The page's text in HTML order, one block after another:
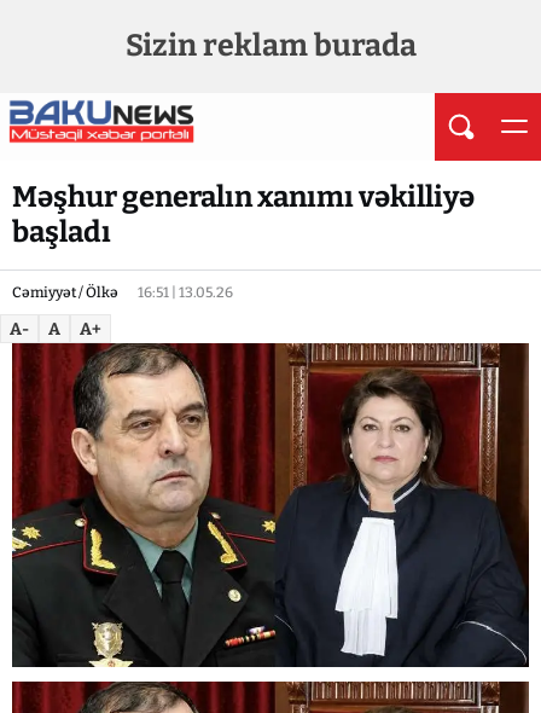
Sizin reklam burada
Məşhur generalın xanımı vəkilliyə
başladı
Cəmiyyət / Ölkə 16:51 | 13.05.26
A- A A+